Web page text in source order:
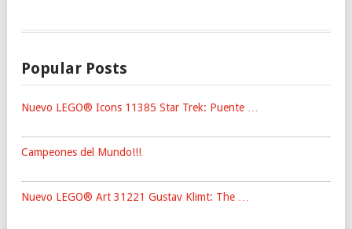
Popular Posts
Nuevo LEGO® Icons 11385 Star Trek: Puente …
Campeones del Mundo!!!
Nuevo LEGO® Art 31221 Gustav Klimt: The …